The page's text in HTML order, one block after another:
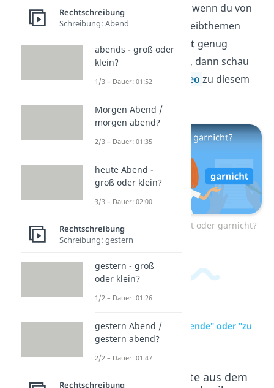
Ende“ gehen. Aber wenn du von
unseren Rechtschreibthemen
garnicht
/ gar nicht genug
bekommen kannst, dann schau
dir doch unser
Videozu diesem
Zum Video: gar nicht oder garnicht?
zur Videoseite: "zuende" oder "zu
Ende"?
Beliebte Inhalte aus dem
Rechtschreibung
Schreibung: Abend
abends - groß oder
klein?
1/3 – Dauer: 01:52
Morgen Abend /
morgen abend?
2/3 – Dauer: 01:35
heute Abend -
groß oder klein?
3/3 – Dauer: 02:00
Rechtschreibung
Schreibung: gestern
gestern - groß
oder klein?
1/2 – Dauer: 01:26
gestern Abend /
gestern abend?
2/2 – Dauer: 01:47
Rechtschreibung